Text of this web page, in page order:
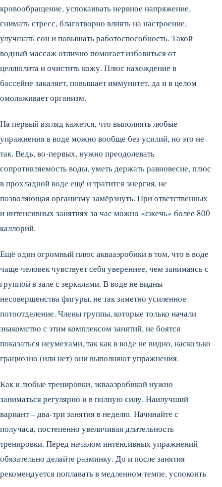
кровообращение, успокаивать нервное напряжение,
снимать стресс, благотворно влиять на настроение,
улучшать сон и повышать работоспособность. Такой
водный массаж отлично помогает избавиться от
целлюлита и очистить кожу. Плюс нахождение в
бассейне закаляет, повышает иммунитет, да и в целом
омолаживает организм.
На первый взгляд кажется, что выполнять любые
упражнения в воде можно вообще без усилий, но это не
так. Ведь, во-первых, нужно преодолевать
сопротивляемость воды, уметь держать равновесие, плюс
в прохладной воде ещё и тратится энергия, не
позволяющая организму замёрзнуть. При ответственных
и интенсивных занятиях за час можно «сжечь» более 800
каллорий.
Ещё один огромный плюс аквааэробики в том, что в воде
чаще человек чувствует себя увереннее, чем занимаясь с
группой в зале с зеркалами. В воде не видны
несовершенства фигуры, не так заметно усиленное
потоотделение. Члены группы, которые только начали
знакомство с этим комплексом занятий, не боятся
показаться неумехами, так как в воде не видно, насколько
грациозно (или нет) они выполняют упражнения.
Как и любые тренировки, эквааэробикой нужно
заниматься регулярно и в полную силу. Наилучший
вариант – два-три занятия в неделю. Начинайте с
получаса, постепенно увеличивая длительность
тренировки. Перед началом интенсивных упражнений
обязательно делайте разминку. До и после занятия
рекомендуется поплавать в медленном темпе, успокоить